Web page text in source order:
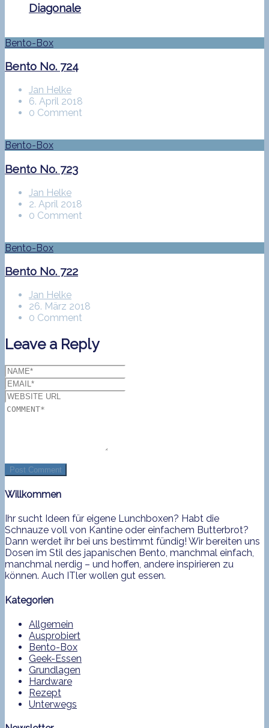
Diagonale
Bento-Box
Bento No. 724
Jan Helke
6. April 2018
0 Comment
Bento-Box
Bento No. 723
Jan Helke
2. April 2018
0 Comment
Bento-Box
Bento No. 722
Jan Helke
26. März 2018
0 Comment
Leave a Reply
Willkommen
Ihr sucht Ideen für eigene Lunchboxen? Habt die
Schnauze voll von Kantine oder einfachem Butterbrot?
Dann werdet ihr bei uns bestimmt fündig! Wir bereiten uns
Dosen im Stil des japanischen Bento, manchmal einfach,
manchmal nerdig – und hoffen, andere inspirieren zu
können. Auch ITler wollen gut essen.
Kategorien
Allgemein
Ausprobiert
Bento-Box
Geek-Essen
Grundlagen
Hardware
Rezept
Unterwegs